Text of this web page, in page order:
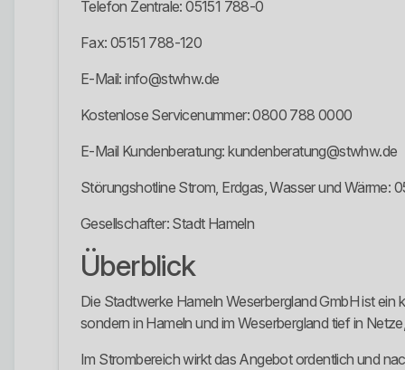
Telefon Zentrale: 05151 788-0
Fax: 05151 788-120
E-Mail: info@stwhw.de
Kostenlose Servicenummer: 0800 788 0000
E-Mail Kundenberatung: kundenberatung@stwhw.de
Störungshotline Strom, Erdgas, Wasser und Wärme:
Gesellschafter: Stadt Hameln
Überblick
Die Stadtwerke Hameln Weserbergland GmbH ist
sondern in Hameln und im Weserbergland tief in
Im Strombereich wirkt das Angebot ordentlich und